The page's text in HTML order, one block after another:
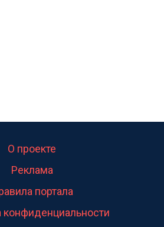
О проекте
Реклама
портала
конфиденциальности